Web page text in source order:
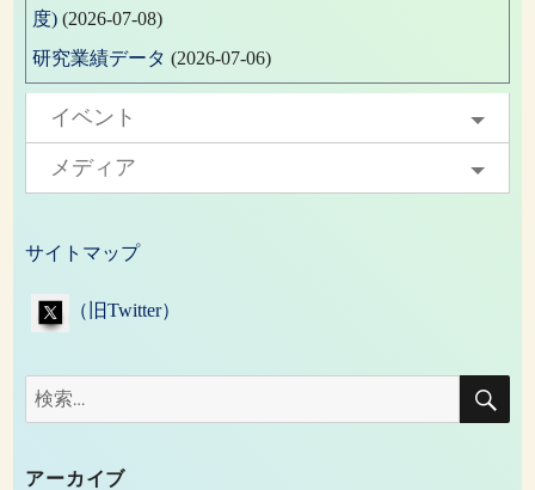
度) (2026-07-08)
研究業績データ (2026-07-06)
イベント
メディア
サイトマップ
（旧Twitter）
検
索:
検
アーカイブ